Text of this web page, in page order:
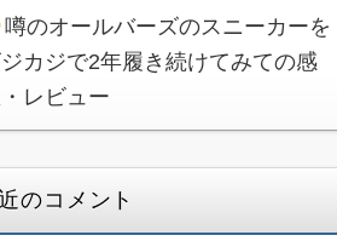
噂のオールバーズのスニーカーを
カジで2年履き続けてみての感
レビュー
のコメント